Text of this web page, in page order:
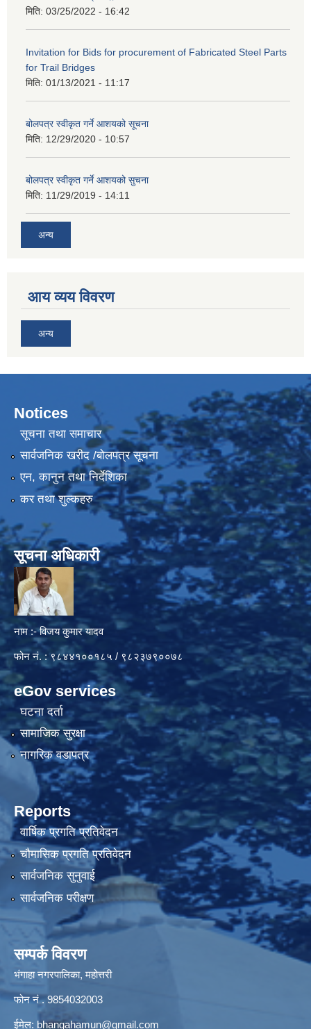
मिति: 03/25/2022 - 16:42
Invitation for Bids for procurement of Fabricated Steel Parts
for Trail Bridges
मिति: 01/13/2021 - 11:17
बोलपत्र स्वीकृत गर्ने आशयको सूचना
मिति: 12/29/2020 - 10:57
बोलपत्र स्वीकृत गर्ने आशयको सुचना
मिति: 11/29/2019 - 14:11
अन्य
आय व्यय विवरण
अन्य
Notices
सूचना तथा समाचार
सार्वजनिक खरीद /बोलपत्र सूचना
एन, कानुन तथा निर्देशिका
कर तथा शुल्कहरु
सूचना अधिकारी
नाम :- विजय कुमार यादव
फोन नं. : ९८४४१००१८५ / ९८२३७९००७८
eGov services
घटना दर्ता
सामाजिक सुरक्षा
नागरिक वडापत्र
Reports
वार्षिक प्रगति प्रतिवेदन
चौमासिक प्रगति प्रतिवेदन
सार्वजनिक सुनुवाई
सार्वजनिक परीक्षण
सम्पर्क विवरण
भंगाहा नगरपालिका, महोत्तरी
फोन नं . 9854032003
ईमेल: bhangahamun@gmail.com